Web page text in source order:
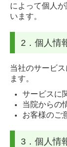
今後の取り
によって個人
います。
2．個人情
当社のサービ
ます。
サービスに
当院からの
お客様のご
3．個人情